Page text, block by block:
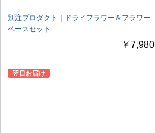
別注プロダクト｜ドライフラワー＆フラワー
ベースセット
￥7,980
翌日お届け